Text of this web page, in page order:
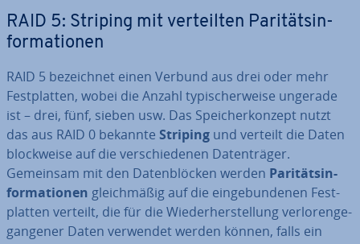
RAID 5: Striping mit ver­teil­ten Pa­ri­täts­in­
for­ma­tio­nen
RAID 5 be­zeich­net einen Verbund aus drei oder mehr
Fest­plat­ten, wobei die Anzahl ty­pi­scher­wei­se ungerade
ist – drei, fünf, sieben usw. Das Spei­cher­kon­zept nutzt
das aus RAID 0 bekannte Striping und verteilt die Daten
block­wei­se auf die ver­schie­de­nen Da­ten­trä­ger.
Gemeinsam mit den Da­ten­blö­cken werden Pa­ri­täts­in­
for­ma­tio­nen gleich­mä­ßig auf die ein­ge­bun­de­nen Fest­
plat­ten verteilt, die für die Wie­der­her­stel­lung ver­lo­ren­ge­
gan­ge­ner Daten verwendet werden können, falls ein